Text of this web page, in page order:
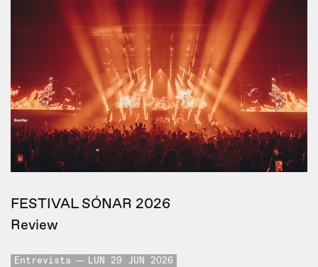
FESTIVAL SÓNAR 2026
Review
Entrevista LUN 29 JUN 2026